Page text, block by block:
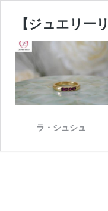
【ジュエリー
ラ・シュシュ